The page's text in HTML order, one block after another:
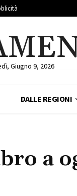
Giugno 9, 2026
DALLE REGIONI
a